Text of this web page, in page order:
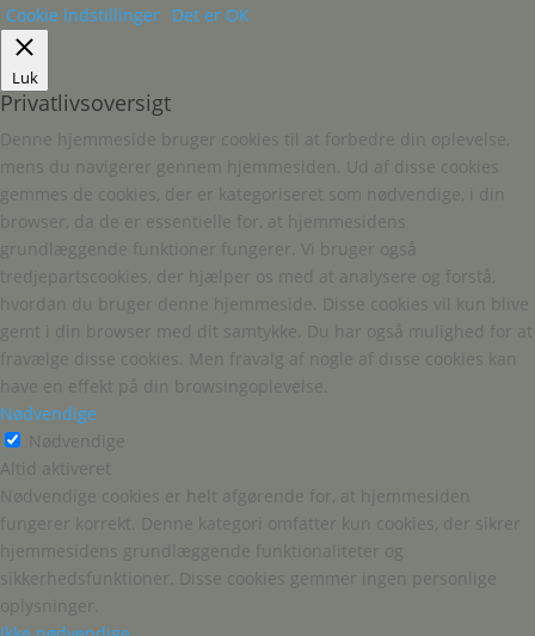
Cookie indstillinger Det er OK
Luk
Privatlivsoversigt
Denne hjemmeside bruger cookies til at forbedre din oplevelse,
mens du navigerer gennem hjemmesiden. Ud af disse cookies
gemmes de cookies, der er kategoriseret som nødvendige, i din
browser, da de er essentielle for, at hjemmesidens
grundlæggende funktioner fungerer. Vi bruger også
tredjepartscookies, der hjælper os med at analysere og forstå,
hvordan du bruger denne hjemmeside. Disse cookies vil kun blive
gemt i din browser med dit samtykke. Du har også mulighed for at
fravælge disse cookies. Men fravalg af nogle af disse cookies kan
have en effekt på din browsingoplevelse.
Nødvendige
Nødvendige
Altid aktiveret
Nødvendige cookies er helt afgørende for, at hjemmesiden
fungerer korrekt. Denne kategori omfatter kun cookies, der sikrer
hjemmesidens grundlæggende funktionaliteter og
sikkerhedsfunktioner. Disse cookies gemmer ingen personlige
oplysninger.